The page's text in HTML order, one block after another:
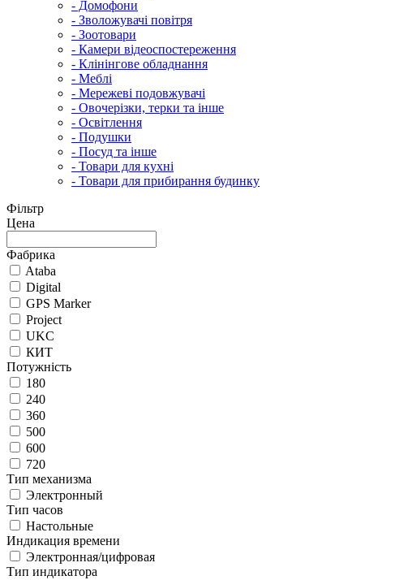
- Домофони
- Зволожувачі повітря
- Зоотовари
- Камери відеоспостереження
- Клінінгове обладнання
- Меблі
- Мережеві подовжувачі
- Овочерізки, терки та інше
- Освітлення
- Подушки
- Посуд та інше
- Товари для кухні
- Товари для прибирання будинку
Фільтр
Цена
Фабрика
Ataba
Digital
GPS Marker
Project
UKC
КИТ
Потужність
180
240
360
500
600
720
Тип механизма
Электронный
Тип часов
Настольные
Индикация времени
Электронная/цифровая
Тип индикатора